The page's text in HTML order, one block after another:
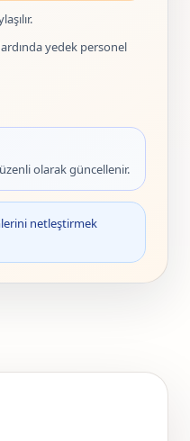
yedek personel
olarak güncellenir.
netleştirmek